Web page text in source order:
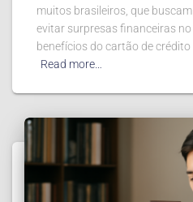
muitos brasileiros, que
evitar surpresas financeiras
benefícios do cartão de
Read more…